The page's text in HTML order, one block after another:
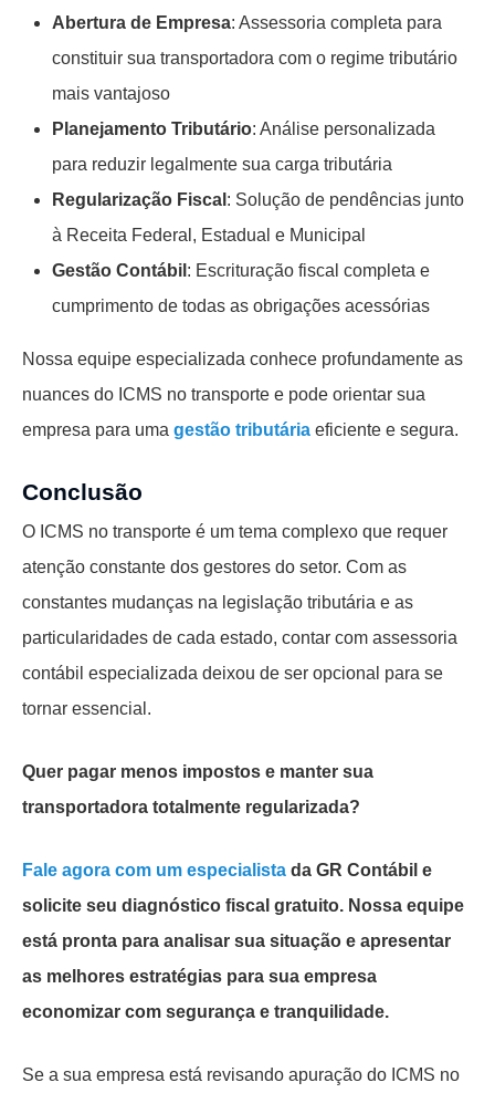
Abertura de Empresa: Assessoria completa para
constituir sua transportadora com o regime tributário
mais vantajoso
Planejamento Tributário: Análise personalizada
para reduzir legalmente sua carga tributária
Regularização Fiscal : Solução de pendências junto
à Receita Federal, Estadual e Municipal
Gestão Contábil : Escrituração fiscal completa e
cumprimento de todas as obrigações acessórias
Nossa equipe especializada conhece profundamente as
nuances do ICMS no transporte e pode orientar sua
empresa para uma gestão tributária eficiente e segura.
Conclusão
O ICMS no transporte é um tema complexo que requer
atenção constante dos gestores do setor. Com as
constantes mudanças na legislação tributária e as
particularidades de cada estado, contar com assessoria
contábil especializada deixou de ser opcional para se
tornar essencial.
Quer pagar menos impostos e manter sua
transportadora totalmente regularizada?
Fale agora com um especialista da GR Contábil e
solicite seu diagnóstico fiscal gratuito. Nossa equipe
está pronta para analisar sua situação e apresentar
as melhores estratégias para sua empresa
economizar com segurança e tranquilidade.
Se a sua empresa está revisando apuração do ICMS no